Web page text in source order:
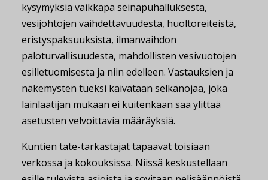
kysymyksiä vaikkapa seinäpuhalluksesta,
vesijohtojen vaihdettavuudesta, huoltoreiteistä,
eristyspaksuuksista, ilmanvaihdon
paloturvallisuudesta, mahdollisten vesivuotojen
esilletuomisesta ja niin edelleen. Vastauksien ja
näkemysten tueksi kaivataan selkänojaa, joka
lainlaatijan mukaan ei kuitenkaan saa ylittää
asetusten velvoittavia määräyksiä.
Kuntien tate-tarkastajat tapaavat toisiaan
verkossa ja kokouksissa. Niissä keskustellaan